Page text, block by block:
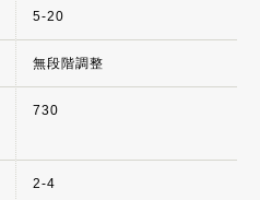
5-20
無段階調整
730
2-4